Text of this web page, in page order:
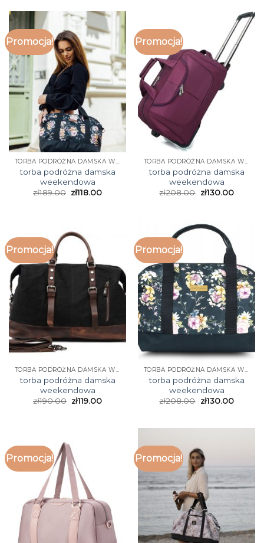
Promocja!
TORBA PODRÓŻNA DAMSKA WEEKENDOWA
torba podróżna damska
weekendowa
zł189.00 zł118.00
Promocja!
TORBA PODRÓŻNA DAMSKA WEEKENDOWA
torba podróżna damska
weekendowa
zł208.00 zł130.00
Promocja!
TORBA PODRÓŻNA DAMSKA WEEKENDOWA
torba podróżna damska
weekendowa
zł190.00 zł119.00
Promocja!
TORBA PODRÓŻNA DAMSKA WEEKENDOWA
torba podróżna damska
weekendowa
zł208.00 zł130.00
Promocja! Promocja!